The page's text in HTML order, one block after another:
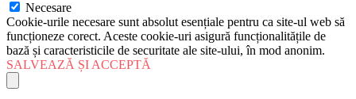
Necesare
Cookie-urile necesare sunt absolut esențiale pentru ca site-ul web să
funcționeze corect. Aceste cookie-uri asigură funcționalitățile de
bază și caracteristicile de securitate ale site-ului, în mod anonim.
SALVEAZĂ ȘI ACCEPTĂ